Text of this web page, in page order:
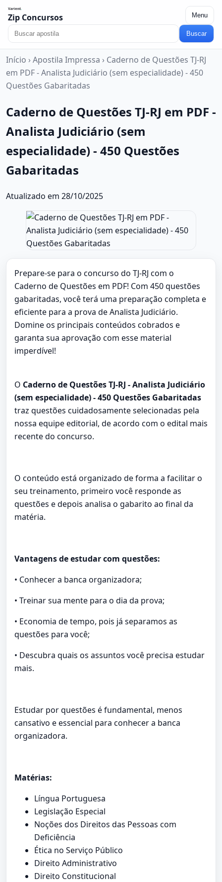
Zip Concursos Menu
Buscar
Início › Apostila Impressa › Caderno de Questões TJ-RJ
em PDF - Analista Judiciário (sem especialidade) - 450
Questões Gabaritadas
Caderno de Questões TJ-RJ em PDF -
Analista Judiciário (sem
especialidade) - 450 Questões
Gabaritadas
Atualizado em 28/10/2025
Prepare-se para o concurso do TJ-RJ com o
Caderno de Questões em PDF! Com 450 questões
gabaritadas, você terá uma preparação completa e
eficiente para a prova de Analista Judiciário.
Domine os principais conteúdos cobrados e
garanta sua aprovação com esse material
imperdível!
O Caderno de Questões TJ-RJ - Analista Judiciário
(sem especialidade) - 450 Questões Gabaritadas
traz questões cuidadosamente selecionadas pela
nossa equipe editorial, de acordo com o edital mais
recente do concurso.
O conteúdo está organizado de forma a facilitar o
seu treinamento, primeiro você responde as
questões e depois analisa o gabarito ao final da
matéria.
Vantagens de estudar com questões:
• Conhecer a banca organizadora;
• Treinar sua mente para o dia da prova;
• Economia de tempo, pois já separamos as
questões para você;
• Descubra quais os assuntos você precisa estudar
mais.
Estudar por questões é fundamental, menos
cansativo e essencial para conhecer a banca
organizadora.
Matérias:
Língua Portuguesa
Legislação Especial
Noções dos Direitos das Pessoas com
Deficiência
Ética no Serviço Público
Direito Administrativo
Direito Constitucional